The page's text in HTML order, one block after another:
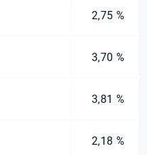
2,75 %
3,70 %
3,81 %
2,18 %